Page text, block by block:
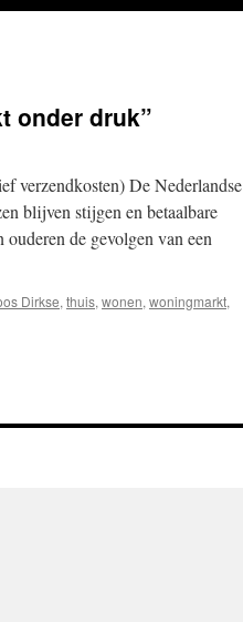
onder druk”
verzendkosten) De Nederlandse
blijven stijgen en betaalbare
de gevolgen van een
Dirkse, thuis, wonen, woningmarkt,